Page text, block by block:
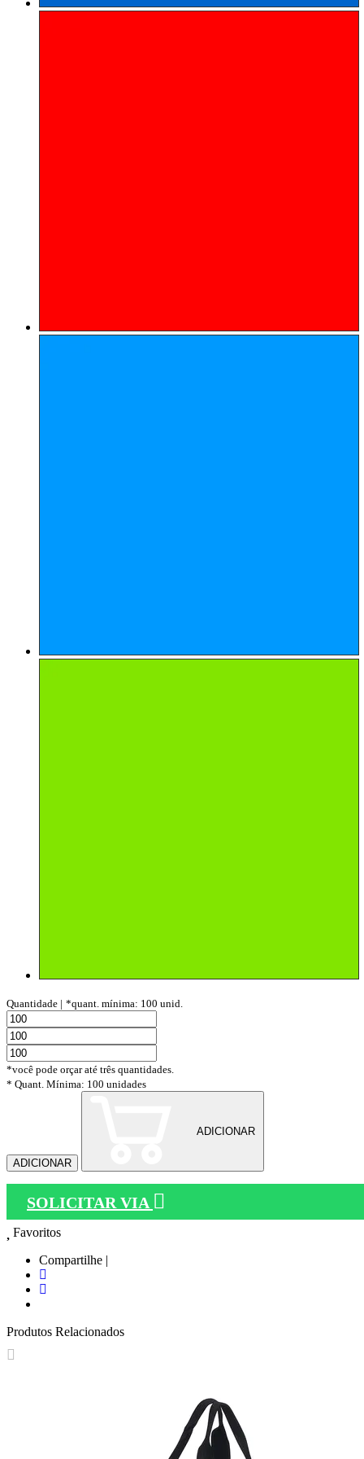
Quantidade | *quant. mínima: 100 unid.
*você pode orçar até três quantidades.
* Quant. Mínima: 100 unidades
ADICIONAR
ADICIONAR
SOLICITAR VIA
Favoritos
Compartilhe |
Produtos Relacionados